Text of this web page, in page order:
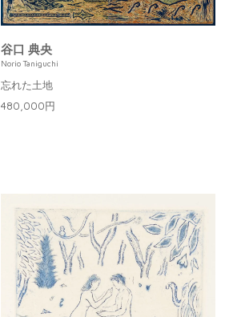
谷口 典央
Norio Taniguchi
忘れた土地
480,000円